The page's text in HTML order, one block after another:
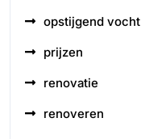
opstijgend vocht
prijzen
renovatie
renoveren